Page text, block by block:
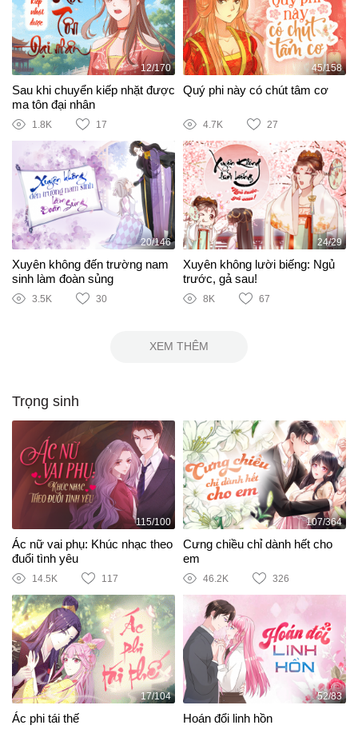
12/170
Sau khi chuyển kiếp nhặt được
ma tôn đại nhân
1.8K 17
45/158
Quý phi này có chút tâm cơ
4.7K 27
20/146
Xuyên không đến trường nam
sinh làm đoàn sủng
3.5K 30
24/29
Xuyên không lười biếng: Ngủ
trước, gả sau!
8K 67
XEM THÊM
Trọng sinh
115/100
Ác nữ vai phụ: Khúc nhạc theo
đuổi tình yêu
14.5K 117
107/364
Cưng chiều chỉ dành hết cho
em
46.2K 326
17/104
Ác phi tái thế
52/83
Hoán đổi linh hồn